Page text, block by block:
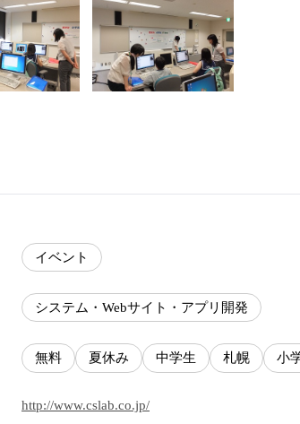
イベント
システム・Webサイト・アプリ開発
無料 夏休み 中学生 札幌 小
http://www.cslab.co.jp/